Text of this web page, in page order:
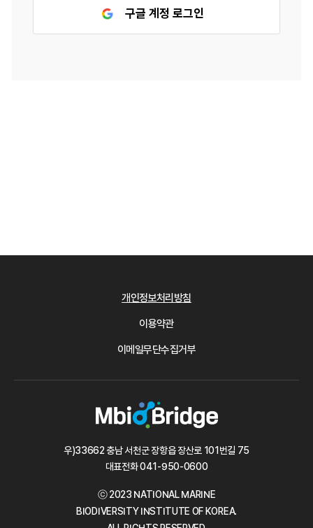
구글 계정 로그인
개인정보처리방침
이용약관
이메일무단수집거부
우)33662 충남 서천군 장항읍 장산로 101번길 75
대표전화041-950-0600
ⓒ 2023 NATIONAL MARINE
BIODIVERSITY INSTITUTE OF KOREA.